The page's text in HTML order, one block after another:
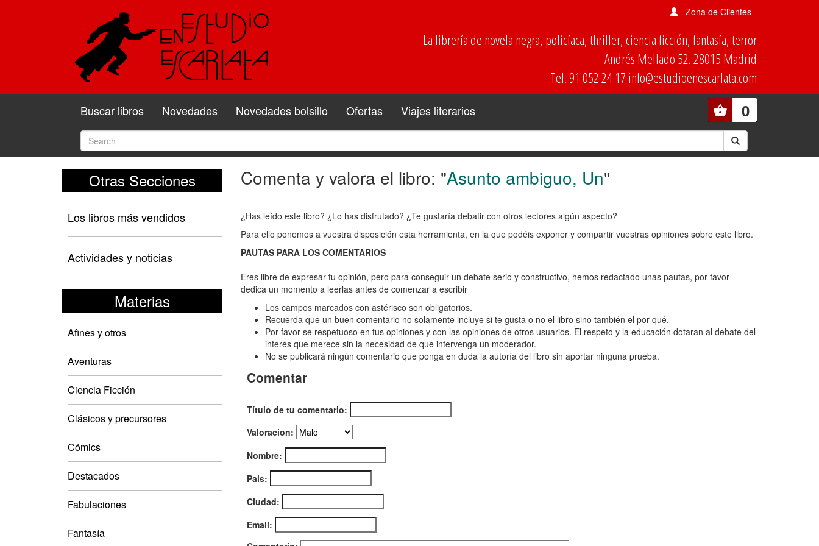
Zona de Clientes
La librería de novela negra, policíaca, thriller, ciencia ficción, fantasía, terror
Andrés Mellado 52. 28015 Madrid
Tel. 91 052 24 17 info@estudioenescarlata.com
0
Buscar libros Novedades Novedades bolsillo Ofertas Viajes literarios
Otras Secciones
Los libros más vendidos
Actividades y noticias
Materias
Afines y otros
Aventuras
Ciencia Ficción
Clásicos y precursores
Cómics
Destacados
Fabulaciones
Fantasía
Comenta
y
valora
el
libro:
Asunto
ambiguo,
Un
Comenta y valora el libro: "Asunto ambiguo, Un"
¿Has leído este libro? ¿Lo has disfrutado? ¿Te gustaría debatir con otros lectores algún aspecto?
Para ello ponemos a vuestra disposición esta herramienta, en la que podéis exponer y compartir vuestras opiniones sobre este libro.
PAUTAS PARA LOS COMENTARIOS
Eres libre de expresar tu opinión, pero para conseguir un debate serio y constructivo, hemos redactado unas pautas, por favor
dedica un momento a leerlas antes de comenzar a escribir
Los campos marcados con astérisco son obligatorios.
Recuerda que un buen comentario no solamente incluye si te gusta o no el libro sino también el por qué.
Por favor se respetuoso en tus opiniones y con las opiniones de otros usuarios. El respeto y la educación dotaran al debate del
interés que merece sin la necesidad de que intervenga un moderador.
No se publicará ningún comentario que ponga en duda la autoría del libro sin aportar ninguna prueba.
Comentar
Título de tu comentario:
Valoracion:
Nombre:
Pais:
Ciudad:
Email: